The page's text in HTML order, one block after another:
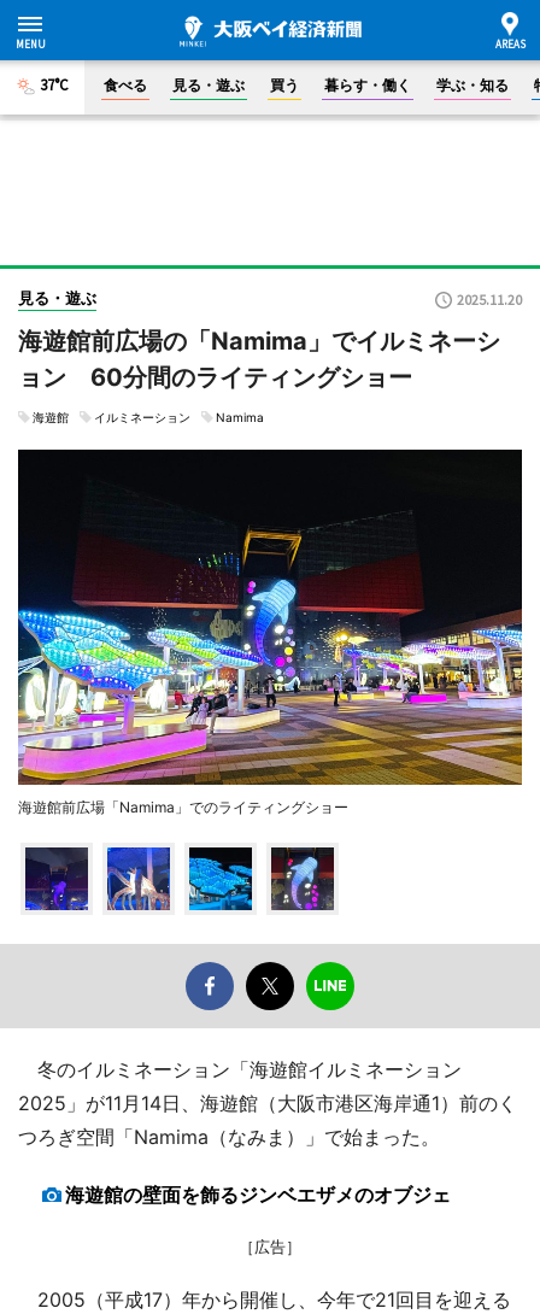
37°C 食べる 見る・遊ぶ 買う 暮らす・働く 学ぶ・知る
見る・遊ぶ 2025.11.20
海遊館前広場の「Namima」でイルミネーシ
ョン 60分間のライティングショー
海遊館 イルミネーション Namima
海遊館前広場「Namima」でのライティングショー
冬のイルミネーション「海遊館イルミネーション
2025」が11月14日、海遊館（大阪市港区海岸通1）前のく
つろぎ空間「Namima（なみま）」で始まった。
海遊館の壁面を飾るジンベエザメのオブジェ
［広告］
2005（平成17）年から開催し、今年で21回目を迎える